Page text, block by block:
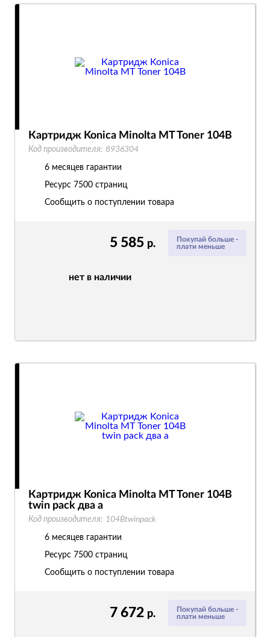
Покупай больше -
плати меньше
5 585 р.
нет в наличии
Картридж Konica Minolta MT Toner 104B
Код производителя: 8936304
6 месяцев гарантии
Ресурс 7500 страниц
Сообщить о поступлении товара
Покупай больше -
плати меньше
7 672 р.
Картридж Konica Minolta MT Toner 104B
twin pack два а
Код производителя: 104Btwinpack
6 месяцев гарантии
Ресурс 7500 страниц
Сообщить о поступлении товара